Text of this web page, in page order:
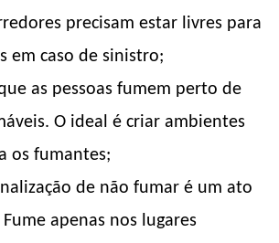
precisam estar livres para
em caso de sinistro;
as pessoas fumem perto de
O ideal é criar ambientes
os fumantes;
de não fumar é um ato
apenas nos lugares